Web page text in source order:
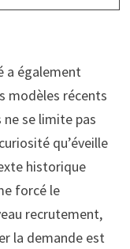
a également
modèles récents
ne se limite pas
qu’éveille
historique
forcé le
recrutement,
la demande est